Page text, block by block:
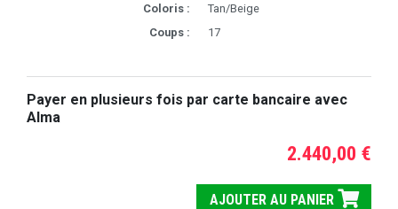
Coloris :
Tan/Beige
Coups :
17
Payer en plusieurs fois par carte bancaire avec
Alma
2.440,00 €
AJOUTER AU PANIER